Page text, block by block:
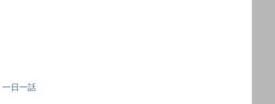
一日一話